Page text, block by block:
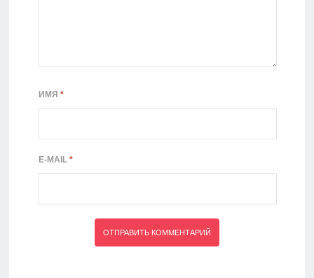
ИМЯ *
E-MAIL *